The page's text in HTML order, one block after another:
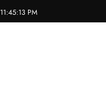
11:45:14 PM